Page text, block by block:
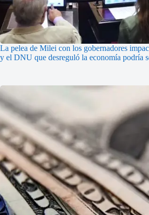
La pelea de Milei con los gobernadores
y el DNU que desreguló la economía podría